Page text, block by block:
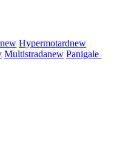
new Hypermotardnew
Multistradanew Panigale